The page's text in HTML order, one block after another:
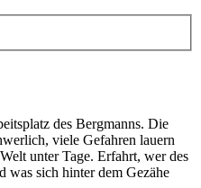
des Bergmanns. Die
viele Gefahren lauern
unter Tage. Erfahrt, wer des
was sich hinter dem Gezähe